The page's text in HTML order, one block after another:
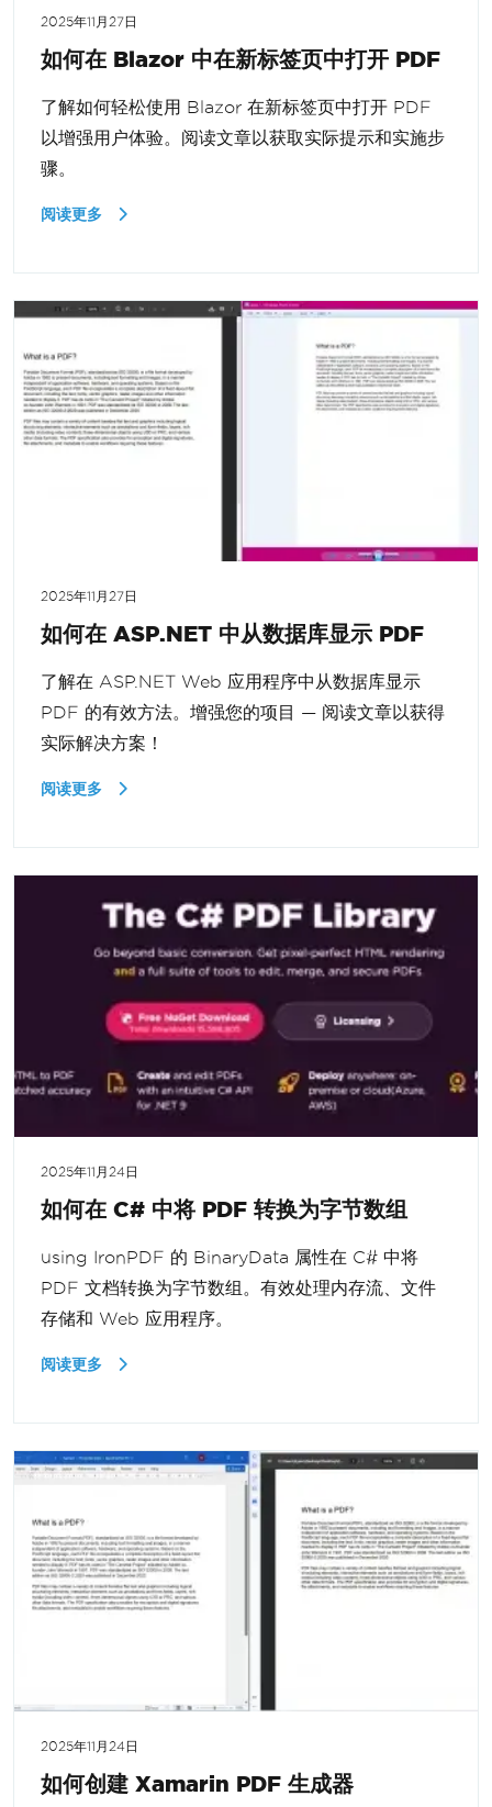
2025年11月27日
如何在 Blazor 中在新标签页中打开 PDF
了解如何轻松使用 Blazor 在新标签页中打开 PDF
以增强用户体验。阅读文章以获取实际提示和实施步
骤。
阅读更多
2025年11月27日
如何在 ASP.NET 中从数据库显示 PDF
了解在 ASP.NET Web 应用程序中从数据库显示
PDF 的有效方法。增强您的项目 — 阅读文章以获得
实际解决方案！
阅读更多
2025年11月24日
如何在 C# 中将 PDF 转换为字节数组
using IronPDF 的 BinaryData 属性在 C# 中将
PDF 文档转换为字节数组。有效处理内存流、文件
存储和 Web 应用程序。
阅读更多
2025年11月24日
如何创建 Xamarin PDF 生成器